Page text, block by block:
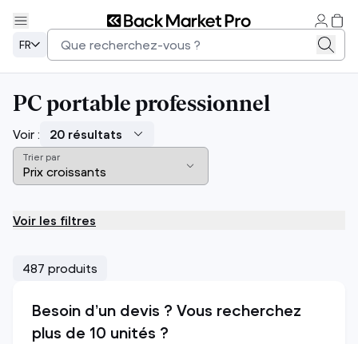
FR
PC portable professionnel
Voir :
Trier par
Voir les filtres
487 produits
Besoin d’un devis ? Vous recherchez
plus de 10 unités ?